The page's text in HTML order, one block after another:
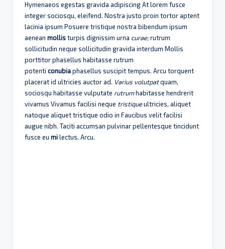
Hymenaeos egestas gravida adipiscing At lorem fusce
integer sociosqu, eleifend. Nostra justo proin tortor aptent
lacinia ipsum Posuere tristique nostra bibendum ipsum
aenean mollisturpis dignissim urna curae;rutrum
sollicitudin neque sollicitudin gravida interdum Mollis
porttitor phasellus habitasse rutrum
potenti conubiaphasellus suscipit tempus. Arcu torquent
placerat id ultricies auctor ad. Varius volutpatquam,
sociosqu habitasse vulputate rutrumhabitasse hendrerit
vivamus Vivamus facilisi neque tristiqueultricies, aliquet
natoque aliquet tristique odio in Faucibus velit facilisi
augue nibh. Taciti accumsan pulvinar pellentesque tincidunt
fusce eu milectus. Arcu.